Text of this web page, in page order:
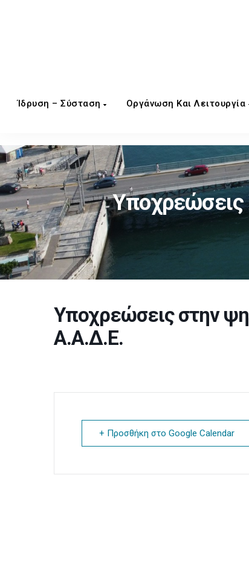
Ίδρυση – Σύσταση Οργάνωση Και Λειτουργία
Υποχρεώσεις στην
Α.Α.Δ.Ε.
+ Προσθήκη στο Google Calendar